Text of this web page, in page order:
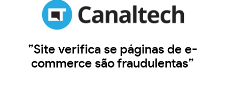
”Site verifica se páginas de e-
commerce são fraudulentas”